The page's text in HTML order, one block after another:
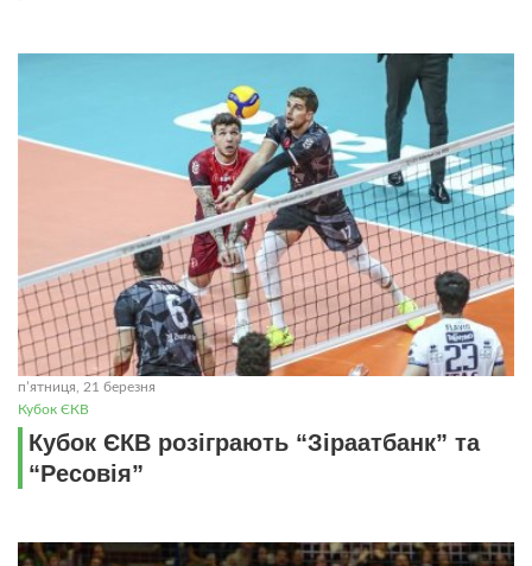
пʼятниця, 21 березня
Кубок ЄКВ
Кубок ЄКВ розіграють “Зіраатбанк” та
“Ресовія”